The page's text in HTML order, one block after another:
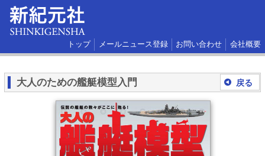
トップ メールニュース登録 お問い合わせ 会社概要
戻る
大人のための艦艇模型入門